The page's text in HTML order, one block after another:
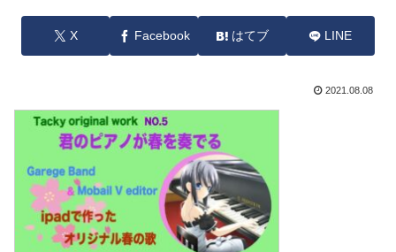
X Facebook はてブ LINE
2021.08.08